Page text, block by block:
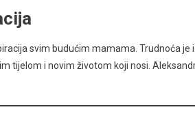
svim budućim mamama. Trudnoća je
tijelom i novim životom koji nosi.